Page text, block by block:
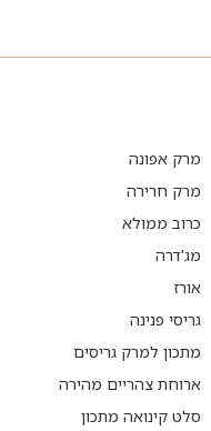
מרק אפונה
מרק חרירה
כרוב ממולא
מג'דרה
אורז
גריסי פנינה
מתכון למרק גריסים
ארוחת צהריים מהירה
סלט קינואה מתכון